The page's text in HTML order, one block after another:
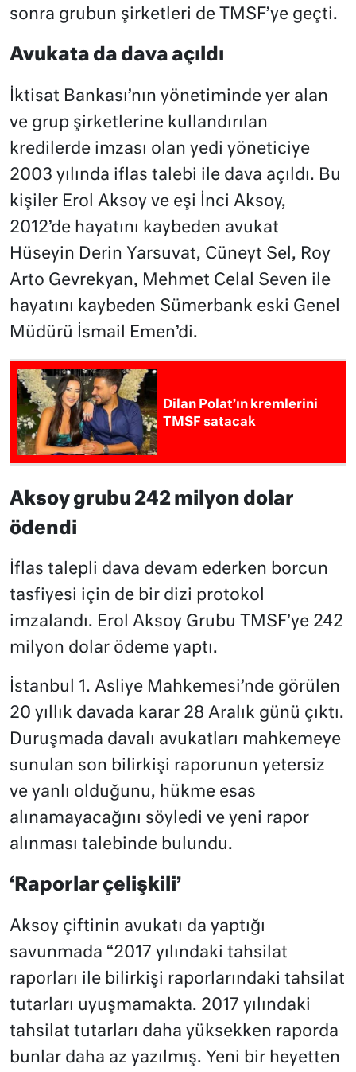
sonra grubun şirketleri de TMSF’ye geçti.
Avukata da dava açıldı
İktisat Bankası’nın yönetiminde yer alan
ve grup şirketlerine kullandırılan
kredilerde imzası olan yedi yöneticiye
2003 yılında iflas talebi ile dava açıldı. Bu
kişiler Erol Aksoy ve eşi İnci Aksoy,
2012’de hayatını kaybeden avukat
Hüseyin Derin Yarsuvat, Cüneyt Sel, Roy
Arto Gevrekyan, Mehmet Celal Seven ile
hayatını kaybeden Sümerbank eski Genel
Müdürü İsmail Emen’di.
Dilan Polat’ın kremlerini
TMSF satacak
Aksoy grubu 242 milyon dolar
ödendi
İflas talepli dava devam ederken borcun
tasfiyesi için de bir dizi protokol
imzalandı. Erol Aksoy Grubu TMSF’ye 242
milyon dolar ödeme yaptı.
İstanbul 1. Asliye Mahkemesi’nde görülen
20 yıllık davada karar 28 Aralık günü çıktı.
Duruşmada davalı avukatları mahkemeye
sunulan son bilirkişi raporunun yetersiz
ve yanlı olduğunu, hükme esas
alınamayacağını söyledi ve yeni rapor
alınması talebinde bulundu.
‘Raporlar çelişkili’
Aksoy çiftinin avukatı da yaptığı
savunmada “2017 yılındaki tahsilat
raporları ile bilirkişi raporlarındaki tahsilat
tutarları uyuşmamakta. 2017 yılındaki
tahsilat tutarları daha yüksekken raporda
bunlar daha az yazılmış. Yeni bir heyetten